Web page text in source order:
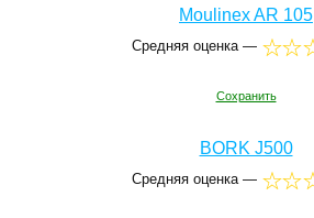
Moulinex AR 105
Средняя оценка —
Сохранить
BORK J500
Средняя оценка —